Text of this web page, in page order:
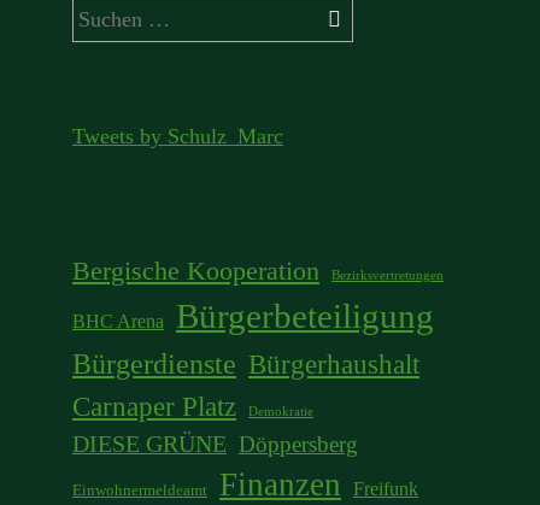
Suchen
nach:
Tweets by Schulz_Marc
Bergische Kooperation Bezirksvertretungen
BHC Arena Bürgerbeteiligung
Bürgerdienste Bürgerhaushalt
Carnaper Platz
Demokratie
DIESE GRÜNE Döppersberg
Einwohnermeldeamt Finanzen Freifunk